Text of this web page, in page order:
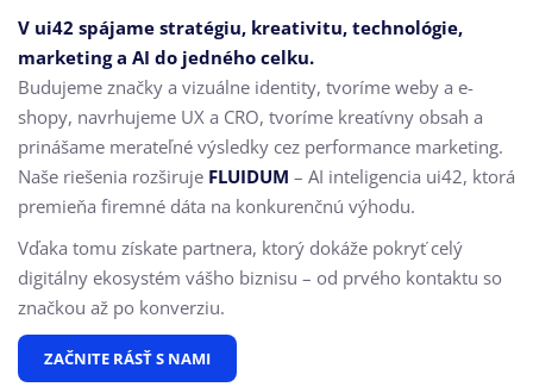
V ui42 spájame stratégiu, kreativitu, technológie,
marketing a AI do jedného celku.
Budujeme značky a vizuálne identity, tvoríme weby a e-
shopy, navrhujeme UX a CRO, tvoríme kreatívny obsah a
prinášame merateľné výsledky cez performance marketing.
Naše riešenia rozširuje FLUIDUM – AI inteligencia ui42, ktorá
premieňa firemné dáta na konkurenčnú výhodu.
Vďaka tomu získate partnera, ktorý dokáže pokryť celý
digitálny ekosystém vášho biznisu – od prvého kontaktu so
značkou až po konverziu.
ZAČNITE RÁSŤ S NAMI